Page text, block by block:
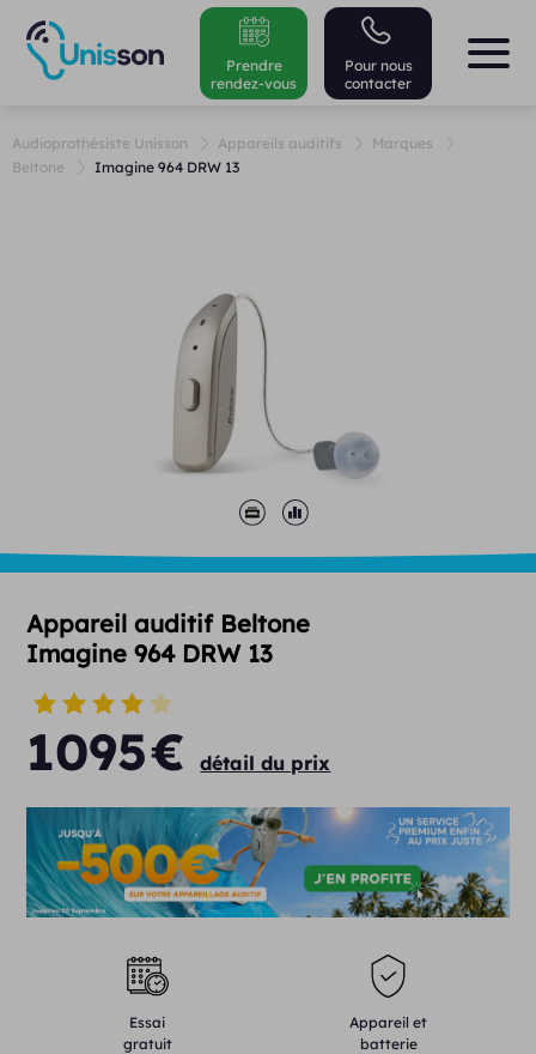
Pour nous
contacter
Prendre
rendez-vous
Audioprothésiste Unisson Appareils auditifs
Marques
Beltone
Imagine 964 DRW 13
Appareil auditif Beltone
Imagine 964 DRW 13
1095€ détail du prix
Essai
gratuit
Appareil et
batterie